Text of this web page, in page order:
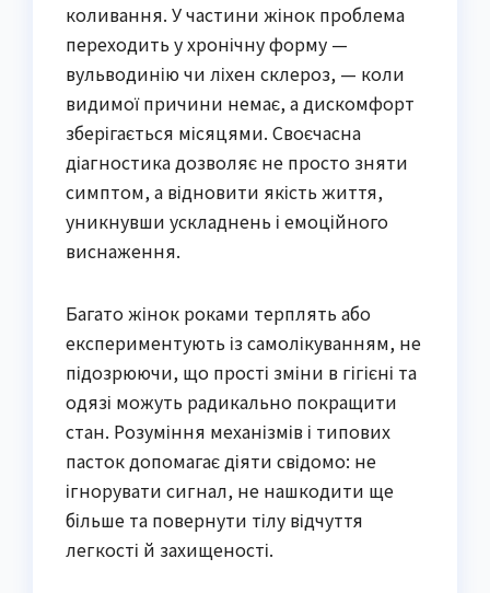
коливання. У частини жінок проблема
переходить у хронічну форму —
вульводинію чи ліхен склероз, — коли
видимої причини немає, а дискомфорт
зберігається місяцями. Своєчасна
діагностика дозволяє не просто зняти
симптом, а відновити якість життя,
уникнувши ускладнень і емоційного
виснаження.
Багато жінок роками терплять або
експериментують із самолікуванням, не
підозрюючи, що прості зміни в гігієні та
одязі можуть радикально покращити
стан. Розуміння механізмів і типових
пасток допомагає діяти свідомо: не
ігнорувати сигнал, не нашкодити ще
більше та повернути тілу відчуття
легкості й захищеності.